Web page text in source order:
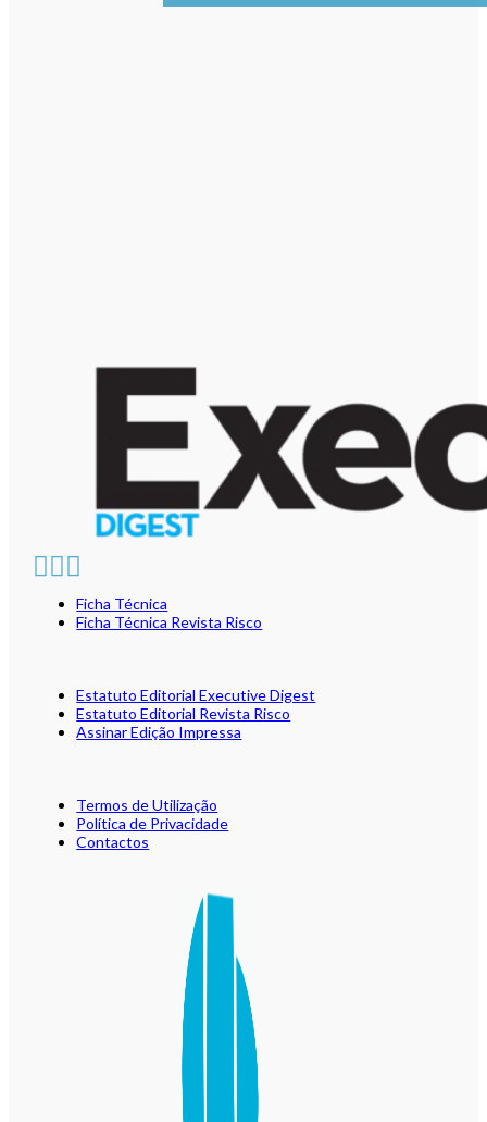
Ficha Técnica
Ficha Técnica Revista Risco
Estatuto Editorial Executive Digest
Estatuto Editorial Revista Risco
Assinar Edição Impressa
Termos de Utilização
Política de Privacidade
Contactos